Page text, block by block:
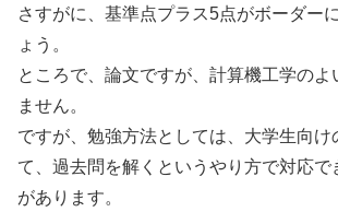
さすがに、基準点プラス5点がボーダー
ょう。
ところで、論文ですが、計算機工学のよ
ません。
ですが、勉強方法としては、大学生向け
て、過去問を解くというやり方で対応で
があります。